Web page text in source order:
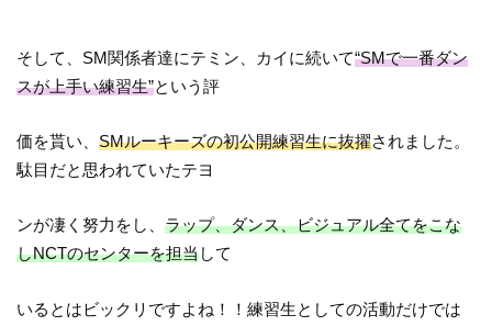
そして、SM関係者達にテミン、カイに続いて“SMで一番ダン
スが上手い練習生”という評
価を貰い、SMルーキーズの初公開練習生に抜擢されました。
駄目だと思われていたテヨ
ンが凄く努力をし、ラップ、ダンス、ビジュアル全てをこな
しNCTのセンターを担当して
いるとはビックリですよね！！練習生としての活動だけでは